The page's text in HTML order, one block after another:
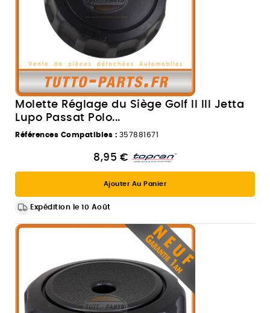
Molette Réglage du Siège Golf II III Jetta
Lupo Passat Polo...
Références Compatibles : 357881671
8,95 €
Ajouter Au Panier
Expédition le 10 Août